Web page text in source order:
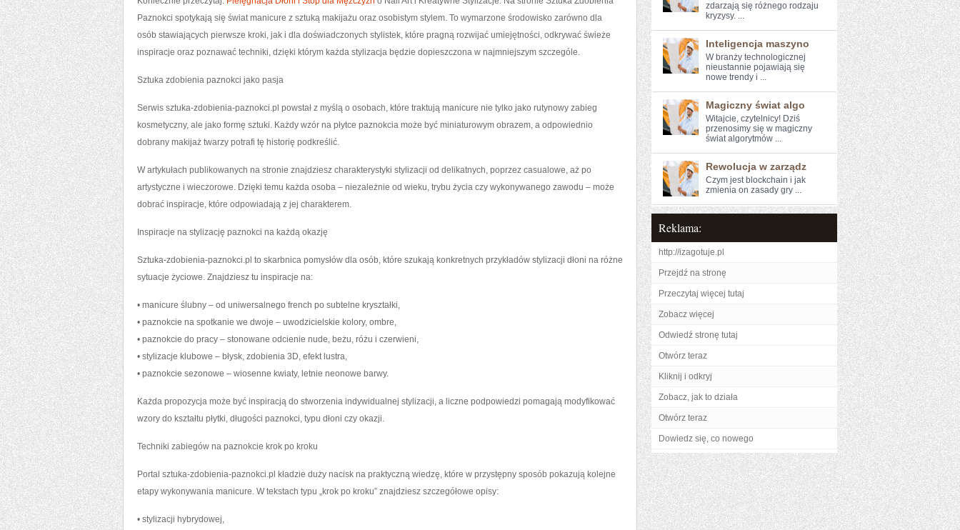
Paznokci spotykają się świat manicure z sztuką makijażu oraz osobistym stylem. To wymarzone środowisko zarówno dla
osób stawiających pierwsze kroki, jak i dla doświadczonych stylistek, które pragną rozwijać umiejętności, odkrywać świeże
inspiracje oraz poznawać techniki, dzięki którym każda stylizacja będzie dopieszczona w najmniejszym szczególe.
Sztuka zdobienia paznokci jako pasja
Serwis sztuka-zdobienia-paznokci.pl powstał z myślą o osobach, które traktują manicure nie tylko jako rutynowy zabieg
kosmetyczny, ale jako formę sztuki. Każdy wzór na płytce paznokcia może być miniaturowym obrazem, a odpowiednio
dobrany makijaż twarzy potrafi tę historię podkreślić.
W artykułach publikowanych na stronie znajdziesz charakterystyki stylizacji od delikatnych, poprzez casualowe, aż po
artystyczne i wieczorowe. Dzięki temu każda osoba – niezależnie od wieku, trybu życia czy wykonywanego zawodu – może
dobrać inspiracje, które odpowiadają z jej charakterem.
Inspiracje na stylizację paznokci na każdą okazję
Sztuka-zdobienia-paznokci.pl to skarbnica pomysłów dla osób, które szukają konkretnych przykładów stylizacji dłoni na różne
sytuacje życiowe. Znajdziesz tu inspiracje na:
• manicure ślubny – od uniwersalnego french po subtelne kryształki,
• paznokcie na spotkanie we dwoje – uwodzicielskie kolory, ombre,
• paznokcie do pracy – stonowane odcienie nude, beżu, różu i czerwieni,
• stylizacje klubowe – błysk, zdobienia 3D, efekt lustra,
• paznokcie sezonowe – wiosenne kwiaty, letnie neonowe barwy.
Każda propozycja może być inspiracją do stworzenia indywidualnej stylizacji, a liczne podpowiedzi pomagają modyfikować
wzory do kształtu płytki, długości paznokci, typu dłoni czy okazji.
Techniki zabiegów na paznokcie krok po kroku
Portal sztuka-zdobienia-paznokci.pl kładzie duży nacisk na praktyczną wiedzę, które w przystępny sposób pokazują kolejne
etapy wykonywania manicure. W tekstach typu „krok po kroku” znajdziesz szczegółowe opisy:
• stylizacji hybrydowej,
zdarzają się różnego rodzaju
kryzysy. ...
Inteligencja maszyno
W branży technologicznej
nieustannie pojawiają się
nowe trendy i ...
Magiczny świat algo
Witajcie, czytelnicy! Dziś
‍przenosimy się w⁤ magiczny
świat algorytmów ...
Rewolucja w zarządz
Czym jest blockchain i jak
zmienia on zasady‍ gry ...
Reklama:
http://izagotuje.pl
Przejdź na stronę
Przeczytaj więcej tutaj
Zobacz więcej
Odwiedź stronę tutaj
Otwórz teraz
Kliknij i odkryj
Zobacz, jak to działa
Otwórz teraz
Dowiedz się, co nowego